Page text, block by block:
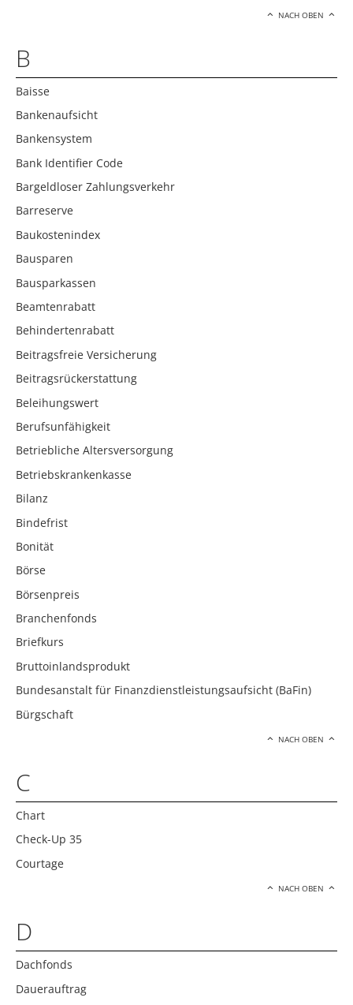
NACH OBEN
B
Baisse
Bankenaufsicht
Bankensystem
Bank Identifier Code
Bargeldloser Zahlungsverkehr
Barreserve
Baukostenindex
Bausparen
Bausparkassen
Beamtenrabatt
Behindertenrabatt
Beitragsfreie Versicherung
Beitragsrückerstattung
Beleihungswert
Berufsunfähigkeit
Betriebliche Altersversorgung
Betriebskrankenkasse
Bilanz
Bindefrist
Bonität
Börse
Börsenpreis
Branchenfonds
Briefkurs
Bruttoinlandsprodukt
Bundesanstalt für Finanzdienstleistungsaufsicht (BaFin)
Bürgschaft
NACH OBEN
C
Chart
Check-Up 35
Courtage
NACH OBEN
D
Dachfonds
Dauerauftrag